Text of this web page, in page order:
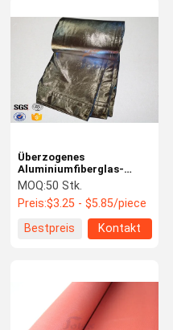
Überzogenes
Aluminiumfiberglas-
feuerverzögernde Decke
für das Schweißen von
17oz
MOQ:50 Stk.
Preis:$3.25 - $5.85/piece
Bestpreis
Kontakt